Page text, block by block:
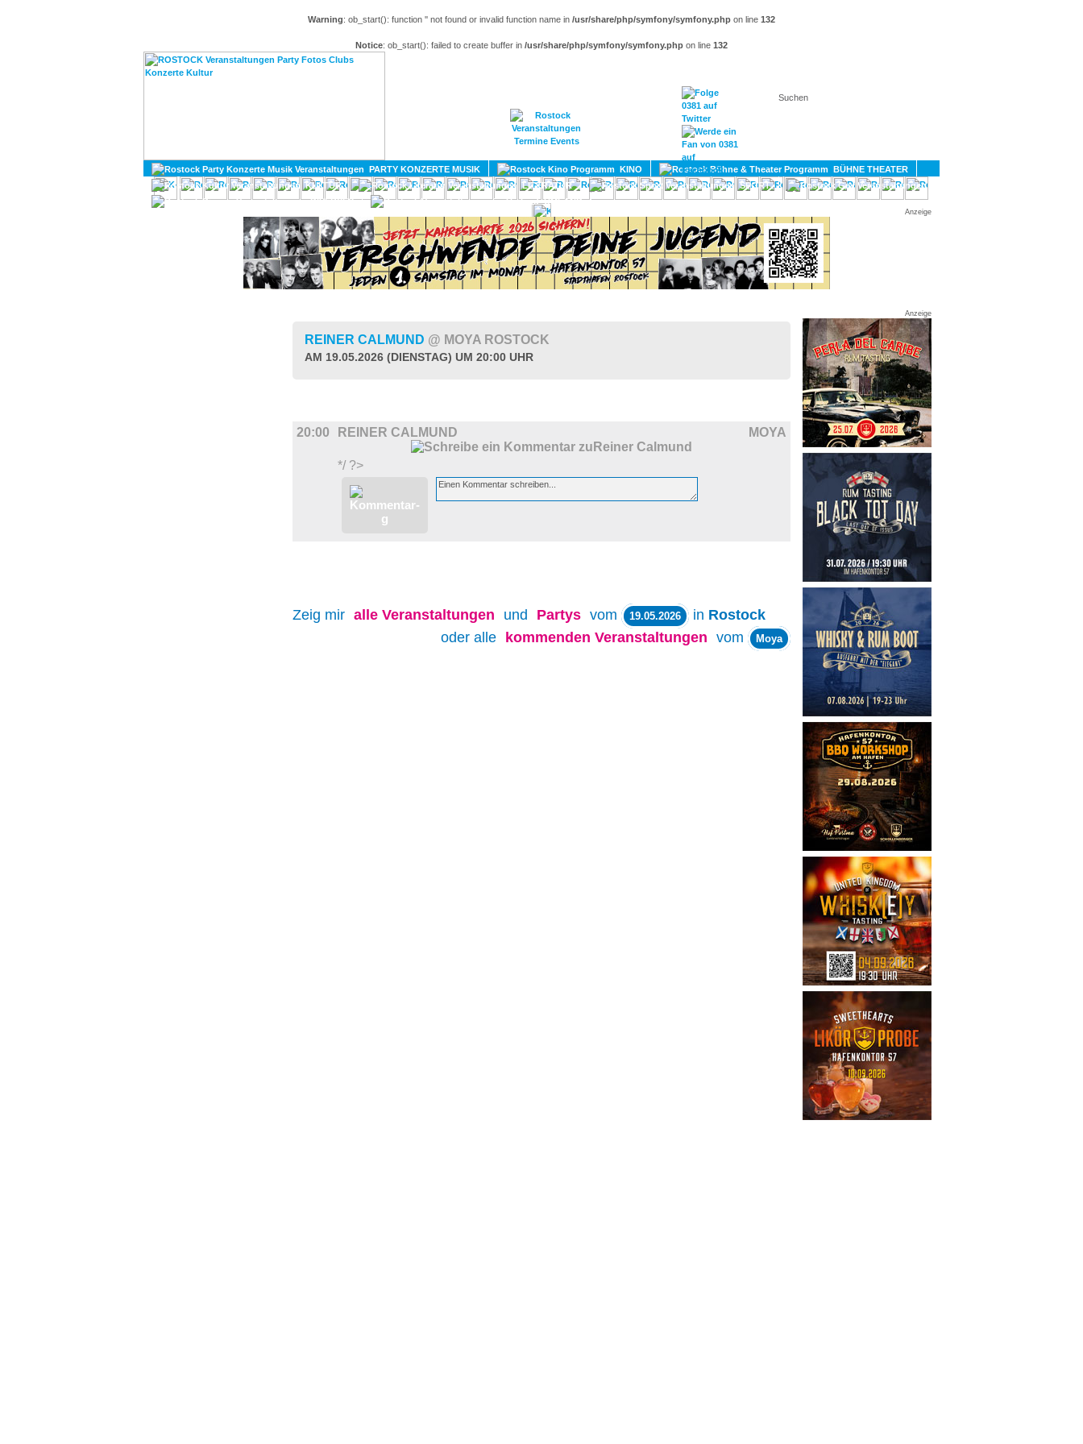
Warning: ob_start(): function '' not found or invalid function name in /usr/share/php/symfony/symfony.php on line 132
Notice: ob_start(): failed to create buffer in /usr/share/php/symfony/symfony.php on line 132
KONTAKT
PARTY KONZERTE MUSIK KINO
BÜHNE THEATER
KULTUR
LITERATUR SPORT
GAY
DIVERSES
UMLAND
Anzeige
Anzeige
REINER CALMUND @ MOYA ROSTOCK
AM 19.05.2026 (DIENSTAG) UM 20:00 UHR
20:00 REINER CALMUND MOYA
*/ ?>
Zeig mir alle Veranstaltungen und Partys vom 19.05.2026 in Rostock
oder alle
kommenden Veranstaltungen vom Moya